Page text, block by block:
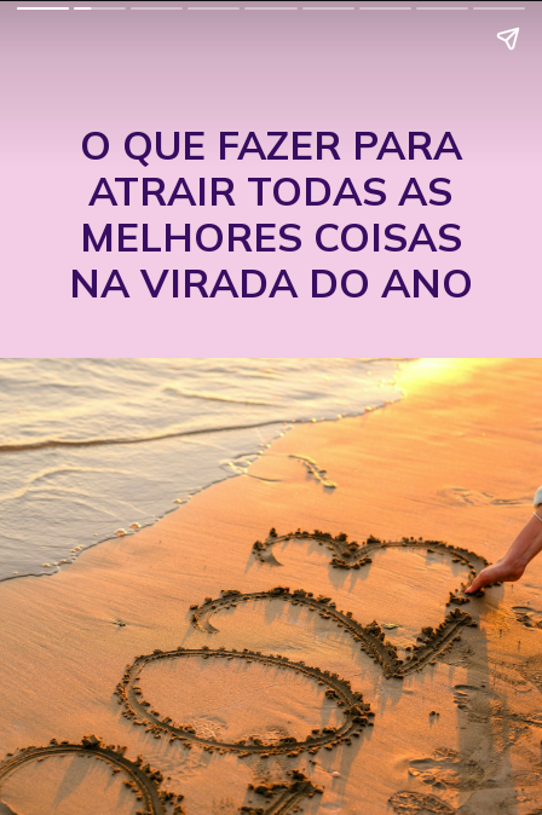
O QUE FAZER PARA
ATRAIR TODAS AS
MELHORES COISAS
NA VIRADA DO ANO